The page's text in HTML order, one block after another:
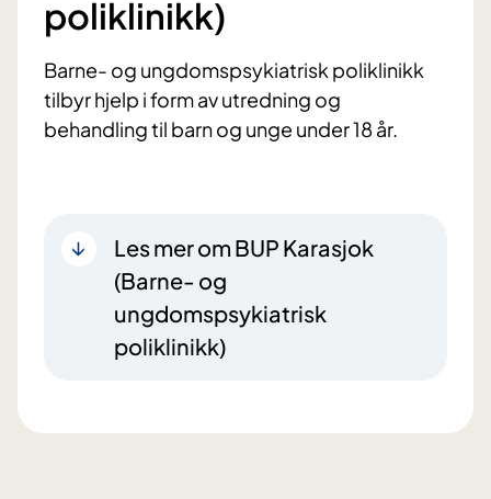
poliklinikk)
Barne- og ungdomspsykiatrisk poliklinikk
tilbyr hjelp i form av utredning og
behandling til barn og unge under 18 år.
Les mer om BUP Karasjok
(Barne- og
ungdomspsykiatrisk
poliklinikk)